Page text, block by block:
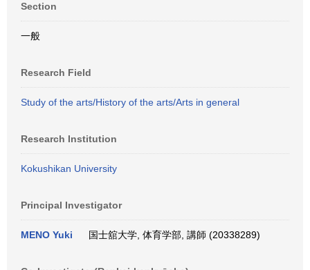
Section
一般
Research Field
Study of the arts/History of the arts/Arts in general
Research Institution
Kokushikan University
Principal Investigator
MENO Yuki 国士舘大学, 体育学部, 講師 (20338289)